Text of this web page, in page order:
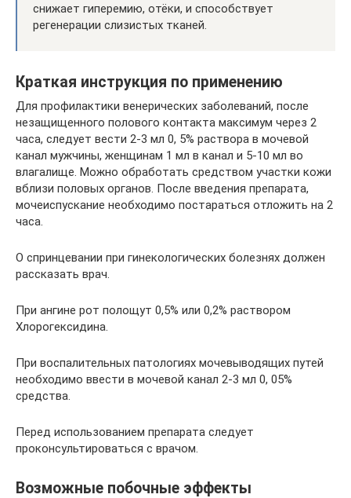
снижает гиперемию, отёки, и способствует
регенерации слизистых тканей.
Краткая инструкция по применению
Для профилактики венерических заболеваний, после
незащищенного полового контакта максимум через 2
часа, следует вести 2-3 мл 0, 5% раствора в мочевой
канал мужчины, женщинам 1 мл в канал и 5-10 мл во
влагалище. Можно обработать средством участки кожи
вблизи половых органов. После введения препарата,
мочеиспускание необходимо постараться отложить на 2
часа.
О спринцевании при гинекологических болезнях должен
рассказать врач.
При ангине рот полощут 0,5% или 0,2% раствором
Хлорогексидина.
При воспалительных патологиях мочевыводящих путей
необходимо ввести в мочевой канал 2-3 мл 0, 05%
средства.
Перед использованием препарата следует
проконсультироваться с врачом.
Возможные побочные эффекты